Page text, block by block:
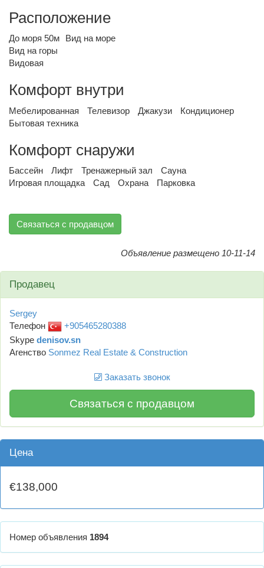
Расположение
До моря 50м
Вид на море
Вид на горы
Видовая
Комфорт внутри
Мебелированная Телевизор Джакузи
Кондиционер
Бытовая техника
Комфорт снаружи
Бассейн Лифт Тренажерный зал
Сауна
Игровая площадка
Сад Охрана Парковка
Связаться с продавцом
Объявление размещено 10-11-14
Продавец
Sergey
Телефон
+905465280388
Skype denisov.sn
Агенство Sonmez Real Estate & Construction
Заказать звонок
Связаться с продавцом
Цена
€138,000
Номер объявления 1894